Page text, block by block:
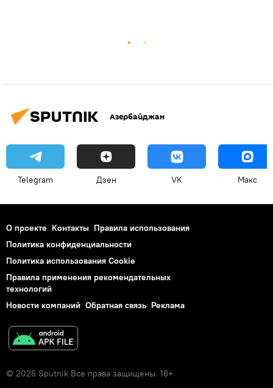
Азербайджан
Telegram Дзен VK Макс
О проекте Контакты Правила использования
Политика конфиденциальности
Политика использования Cookie
Правила применения рекомендательных
технологий
Новости компаний Обратная связь Реклама
© 2026 Sputnik Все права защищены. 18+